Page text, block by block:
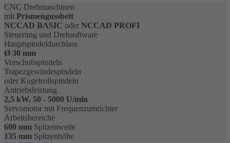
CNC Drehmaschinen
mit Prismengussbett
NCCAD BASIC oder NCCAD PROFI
Steuerung und Drehsoftware
Hauptspindeldurchlass
Ø 30 mm
Vorschubspindeln
Trapezgewindespindeln
oder Kugelrollspindeln
Antriebsleistung
2,5 kW, 50 - 5000 U/min
Servomotor mit Frequenzumrichter
Arbeitsbereiche
600 mm Spitzenweite
135 mm Spitzenhöhe